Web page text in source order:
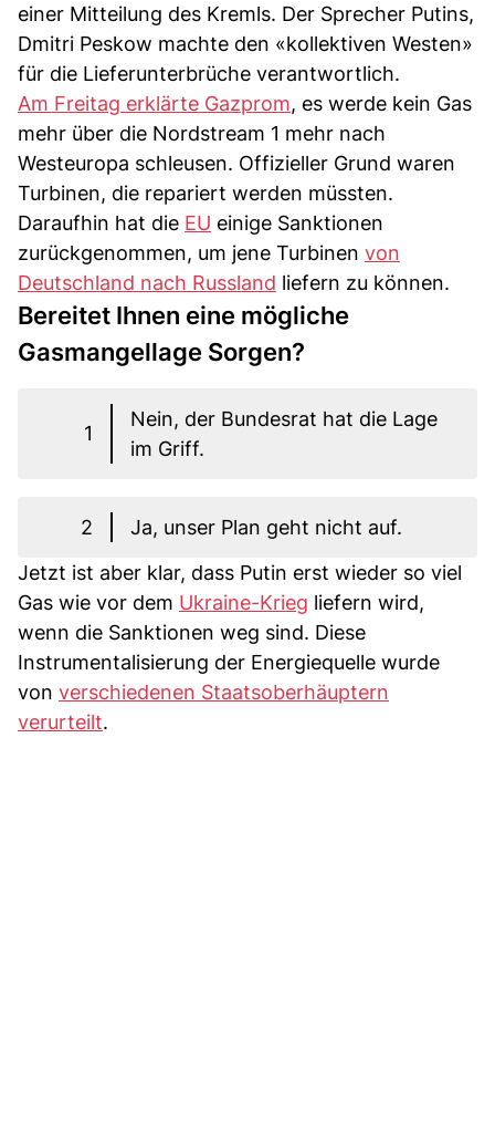
einer Mitteilung des Kremls. Der Sprecher Putins,
Dmitri Peskow machte den «kollektiven Westen»
für die Lieferunterbrüche verantwortlich.
Am Freitag erklärte Gazprom, es werde kein Gas
mehr über die Nordstream 1 mehr nach
Westeuropa schleusen. Offizieller Grund waren
Turbinen, die repariert werden müssten.
Daraufhin hat die EU einige Sanktionen
zurückgenommen, um jene Turbinen von
Deutschland nach Russland liefern zu können.
Bereitet Ihnen eine mögliche
Gasmangellage Sorgen?
1
Nein, der Bundesrat hat die Lage
im Griff.
2
Ja, unser Plan geht nicht auf.
Jetzt ist aber klar, dass Putin erst wieder so viel
Gas wie vor dem Ukraine-Krieg liefern wird,
wenn die Sanktionen weg sind. Diese
Instrumentalisierung der Energiequelle wurde
von verschiedenen Staatsoberhäuptern
verurteilt.